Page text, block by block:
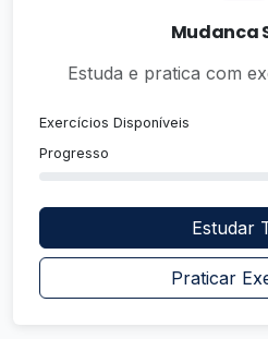
Mudanca
Estuda e pratica com
Exercícios Disponíveis
Progresso
Estudar
Praticar